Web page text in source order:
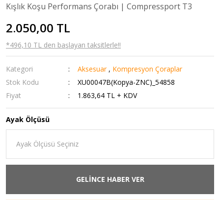
Kışlık Koşu Performans Çorabı | Compressport T3
2.050,00 TL
*496,10 TL den başlayan taksitlerle!!
Kategori Aksesuar , Kompresyon Çoraplar
Stok Kodu
XU00047B(Kopya-ZNC)_54858
Fiyat
1.863,64 TL + KDV
Ayak Ölçüsü
GELİNCE HABER VER